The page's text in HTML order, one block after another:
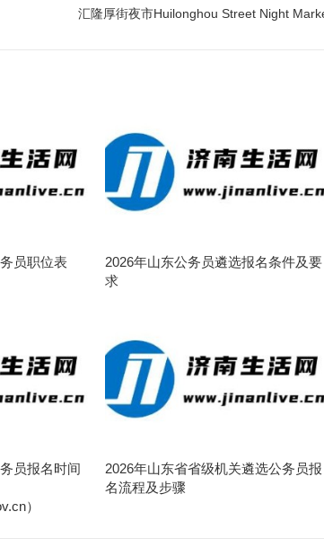
汇隆厚街夜市Huilonghou Street Night
员职位表
2026年山东公务员遴选报名条件及要
求
员报名时间
）
2026年山东省省级机关遴选公务员报
名流程及步骤